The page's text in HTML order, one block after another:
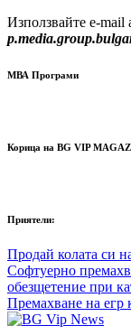
Използвайте e-mail
МВА Програми
Корица на BG VIP
Приятели:
Продай колата си
Софтуерно
обезщетение при
Премахване на егр